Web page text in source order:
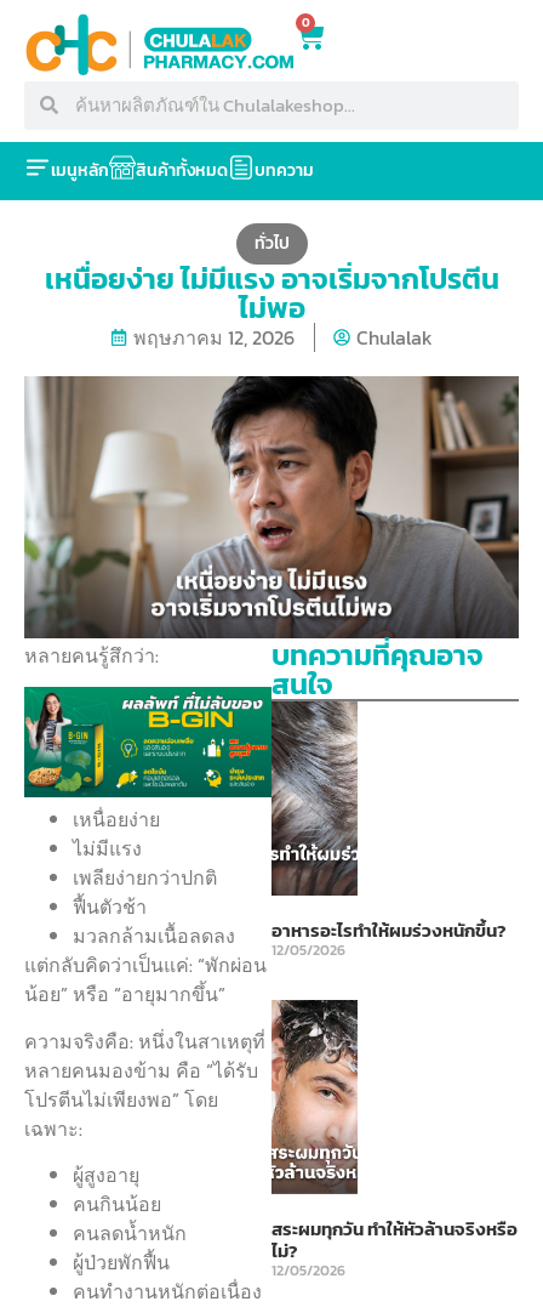
0
เมนูหลัก สินค้าทั้งหมด บทความ
ทั่วไป
เหนื่อยง่าย ไม่มีแรง อาจเริ่มจากโปรตีน
ไม่พอ
พฤษภาคม 12, 2026 Chulalak
หลายคนรู้สึกว่า:
เหนื่อยง่าย
ไม่มีแรง
เพลียง่ายกว่าปกติ
ฟื้นตัวช้า
มวลกล้ามเนื้อลดลง
แต่กลับคิดว่าเป็นแค่: “พักผ่อน
น้อย” หรือ “อายุมากขึ้น”
ความจริงคือ: หนึ่งในสาเหตุที่
หลายคนมองข้าม คือ “ได้รับ
โปรตีนไม่เพียงพอ” โดย
เฉพาะ:
ผู้สูงอายุ
คนกินน้อย
คนลดน้ำหนัก
ผู้ป่วยพักฟื้น
คนทำงานหนักต่อเนื่อง
บทความที่คุณอาจ
สนใจ
อาหารอะไรทำให้ผมร่วงหนักขึ้น?
12/05/2026
สระผมทุกวัน ทำให้หัวล้านจริงหรือ
ไม่?
12/05/2026